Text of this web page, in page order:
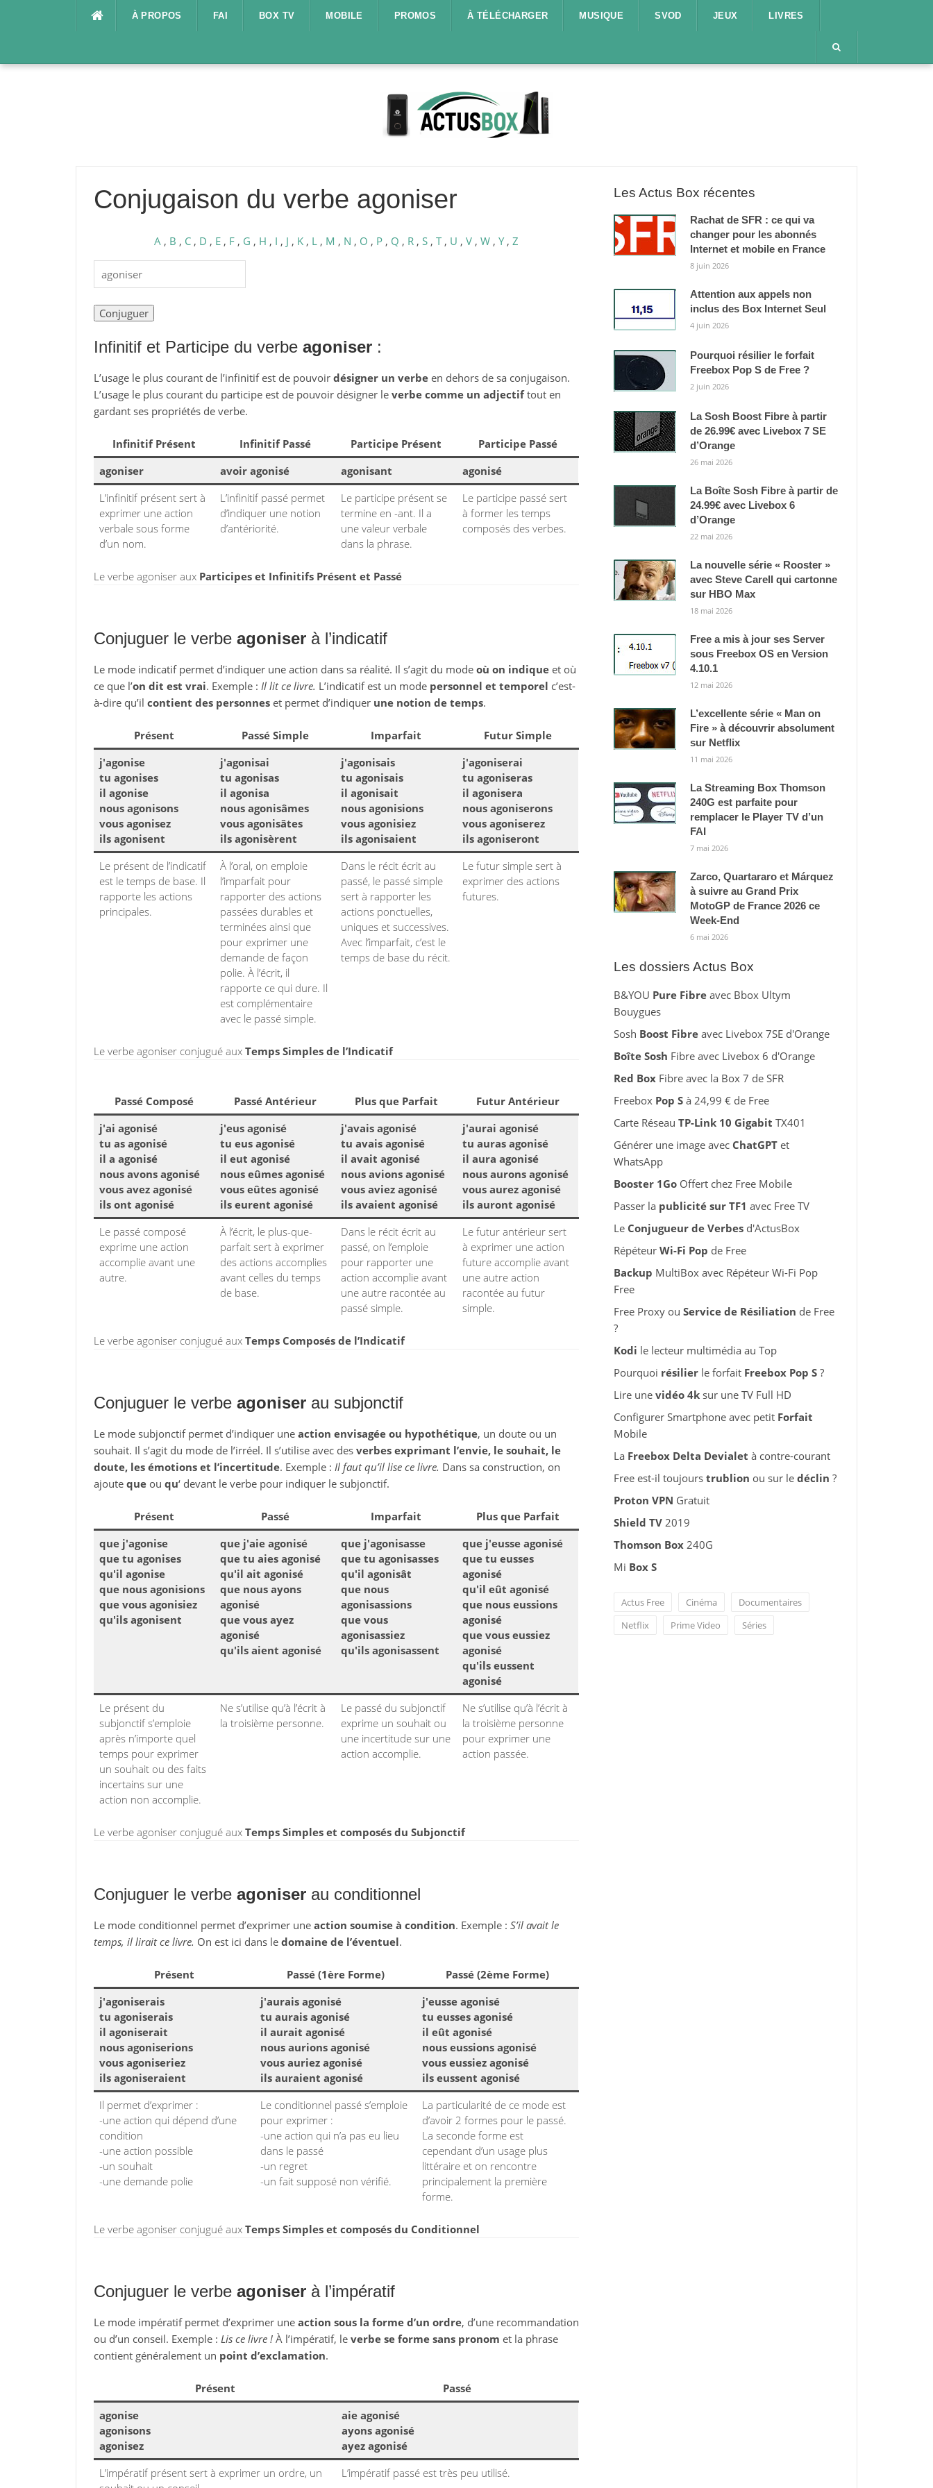
À PROPOS FAI BOX TV MOBILE PROMOS À TÉLÉCHARGER MUSIQUE SVOD JEUX LIVRES
Conjugaison du verbe agoniser
A, B , C, D , E, F, G , H , I , J , K, L, M , N , O , P, Q , R, S, T, U , V, W, Y, Z
Infinitif et Participe du verbe agoniser:
L’usage le plus courant de l’infinitif est de pouvoir désigner un verbeen dehors de sa conjugaison.
L’usage le plus courant du participe est de pouvoir désigner le verbe comme un adjectiftout en
gardant ses propriétés de verbe.
Infinitif Présent Infinitif Passé Participe Présent
Participe Passé
agoniser
avoir agonisé agonisant
agonisé
L’infinitif présent sert à
exprimer une action
verbale sous forme
d’un nom.
L’infinitif passé permet
d’indiquer une notion
d’antériorité.
Le participe présent se
termine en -ant. Il a
une valeur verbale
dans la phrase.
Le participe passé sert
à former les temps
composés des verbes.
Le verbe agoniser aux Participes et Infinitifs Présent et Passé
Conjuguer le verbe agoniserà l’indicatif
Le mode indicatif permet d’indiquer une action dans sa réalité. Il s’agit du mode où on indiqueet où
ce que l’on dit est vrai. Exemple : Il lit ce livre. L’indicatif est un mode personnel et temporel c’est-
à-dire qu’il contient des personneset permet d’indiquer une notion de temps.
Présent Passé Simple Imparfait
Futur Simple
j'agonise
tu agonises
il agonise
nous agonisons
vous agonisez
ils agonisent
j'agonisai
tu agonisas
il agonisa
nous agonisâmes
vous agonisâtes
ils agonisèrent
j'agonisais
tu agonisais
il agonisait
nous agonisions
vous agonisiez
ils agonisaient
j'agoniserai
tu agoniseras
il agonisera
nous agoniserons
vous agoniserez
ils agoniseront
Le présent de l’indicatif
est le temps de base. Il
rapporte les actions
principales.
À l’oral, on emploie
l’imparfait pour
rapporter des actions
passées durables et
terminées ainsi que
pour exprimer une
demande de façon
polie. À l’écrit, il
rapporte ce qui dure. Il
est complémentaire
avec le passé simple.
Dans le récit écrit au
passé, le passé simple
sert à rapporter les
actions ponctuelles,
uniques et successives.
Avec l’imparfait, c’est le
temps de base du récit.
Le futur simple sert à
exprimer des actions
futures.
Le verbe agoniser conjugué aux Temps Simples de l’Indicatif
Passé Composé Passé Antérieur Plus que Parfait
Futur Antérieur
j'ai agonisé
tu as agonisé
il a agonisé
nous avons agonisé
vous avez agonisé
ils ont agonisé
j'eus agonisé
tu eus agonisé
il eut agonisé
nous eûmes agonisé
vous eûtes agonisé
ils eurent agonisé
j'avais agonisé
tu avais agonisé
il avait agonisé
nous avions agonisé
vous aviez agonisé
ils avaient agonisé
j'aurai agonisé
tu auras agonisé
il aura agonisé
nous aurons agonisé
vous aurez agonisé
ils auront agonisé
Le passé composé
exprime une action
accomplie avant une
autre.
À l’écrit, le plus-que-
parfait sert à exprimer
des actions accomplies
avant celles du temps
de base.
Dans le récit écrit au
passé, on l’emploie
pour rapporter une
action accomplie avant
une autre racontée au
passé simple.
Le futur antérieur sert
à exprimer une action
future accomplie avant
une autre action
racontée au futur
simple.
Le verbe agoniser conjugué aux Temps Composés de l’Indicatif
Conjuguer le verbe agoniserau subjonctif
Le mode subjonctif permet d’indiquer une action envisagée ou hypothétique, un doute ou un
souhait. Il s’agit du mode de l’irréel. Il s’utilise avec des verbes exprimant l’envie, le souhait, le
doute, les émotions et l’incertitude. Exemple : Il faut qu’il lise ce livre. Dans sa construction, on
ajoute queou qu‘ devant le verbe pour indiquer le subjonctif.
Présent Passé Imparfait
Plus que Parfait
que j'agonise
que tu agonises
qu'il agonise
que nous agonisions
que vous agonisiez
qu'ils agonisent
que j'aie agonisé
que tu aies agonisé
qu'il ait agonisé
que nous ayons
agonisé
que vous ayez
agonisé
qu'ils aient agonisé
que j'agonisasse
que tu agonisasses
qu'il agonisât
que nous
agonisassions
que vous
agonisassiez
qu'ils agonisassent
que j'eusse agonisé
que tu eusses
agonisé
qu'il eût agonisé
que nous eussions
agonisé
que vous eussiez
agonisé
qu'ils eussent
agonisé
Le présent du
subjonctif s’emploie
après n’importe quel
temps pour exprimer
un souhait ou des faits
incertains sur une
action non accomplie.
Ne s’utilise qu’à l’écrit à
la troisième personne.
Le passé du subjonctif
exprime un souhait ou
une incertitude sur une
action accomplie.
Ne s’utilise qu’à l’écrit à
la troisième personne
pour exprimer une
action passée.
Le verbe agoniser conjugué aux Temps Simples et composés du Subjonctif
Conjuguer le verbe agoniserau conditionnel
Le mode conditionnel permet d’exprimer une action soumise à condition. Exemple : S’il avait le
temps, il lirait ce livre. On est ici dans le domaine de l’éventuel.
Présent Passé (1ère Forme)
Passé (2ème Forme)
j'agoniserais
tu agoniserais
il agoniserait
nous agoniserions
vous agoniseriez
ils agoniseraient
j'aurais agonisé
tu aurais agonisé
il aurait agonisé
nous aurions agonisé
vous auriez agonisé
ils auraient agonisé
j'eusse agonisé
tu eusses agonisé
il eût agonisé
nous eussions agonisé
vous eussiez agonisé
ils eussent agonisé
Il permet d’exprimer :
-une action qui dépend d’une
condition
-une action possible
-un souhait
-une demande polie
Le conditionnel passé s’emploie
pour exprimer :
-une action qui n’a pas eu lieu
dans le passé
-un regret
-un fait supposé non vérifié.
La particularité de ce mode est
d’avoir 2 formes pour le passé.
La seconde forme est
cependant d’un usage plus
littéraire et on rencontre
principalement la première
forme.
Le verbe agoniser conjugué aux Temps Simples et composés du Conditionnel
Conjuguer le verbe agoniserà l’impératif
Le mode impératif permet d’exprimer une action sous la forme d’un ordre, d’une recommandation
ou d’un conseil. Exemple : Lis ce livre !À l’impératif, le verbe se forme sans pronom et la phrase
contient généralement un point d’exclamation.
Présent
Passé
agonise
agonisons
agonisez
aie agonisé
ayons agonisé
ayez agonisé
L’impératif présent sert à exprimer un ordre, un
L’impératif passé est très peu utilisé.
Les Actus Box récentes
Rachat de SFR : ce qui va
changer pour les abonnés
Internet et mobile en France
8 juin 2026
Attention aux appels non
inclus des Box Internet Seul
4 juin 2026
Pourquoi résilier le forfait
Freebox Pop S de Free ?
2 juin 2026
La Sosh Boost Fibre à partir
de 26.99€ avec Livebox 7 SE
d’Orange
26 mai 2026
La Boîte Sosh Fibre à partir de
24.99€ avec Livebox 6
d’Orange
22 mai 2026
La nouvelle série « Rooster »
avec Steve Carell qui cartonne
sur HBO Max
18 mai 2026
Free a mis à jour ses Server
sous Freebox OS en Version
4.10.1
12 mai 2026
L’excellente série « Man on
Fire » à découvrir absolument
sur Netflix
11 mai 2026
La Streaming Box Thomson
240G est parfaite pour
remplacer le Player TV d’un
FAI
7 mai 2026
Zarco, Quartararo et Márquez
à suivre au Grand Prix
MotoGP de France 2026 ce
Week-End
6 mai 2026
Les dossiers Actus Box
B&YOU Pure Fibreavec Bbox Ultym
Bouygues
Sosh Boost Fibreavec Livebox 7SE d'Orange
Boîte Sosh Fibre avec Livebox 6 d'Orange
Red BoxFibre avec la Box 7 de SFR
Freebox Pop Sà 24,99 € de Free
Carte Réseau TP-Link 10 Gigabit TX401
Générer une image avec ChatGPTet
WhatsApp
Booster 1GoOffert chez Free Mobile
Passer la publicité sur TF1 avec Free TV
Le Conjugueur de Verbesd'ActusBox
Répéteur Wi-Fi Pop de Free
Backup MultiBox avec Répéteur Wi-Fi Pop
Free
Free Proxy ou Service de Résiliation de Free
?
Kodi le lecteur multimédia au Top
Pourquoi résilierle forfait Freebox Pop S?
Lire une vidéo 4ksur une TV Full HD
Configurer Smartphone avec petit Forfait
Mobile
La Freebox Delta Devialet à contre-courant
Free est-il toujours trublion ou sur le déclin ?
Proton VPN Gratuit
Shield TV2019
Thomson Box240G
Mi Box S
Actus Free Cinéma
Documentaires
Netflix
Prime Video Séries